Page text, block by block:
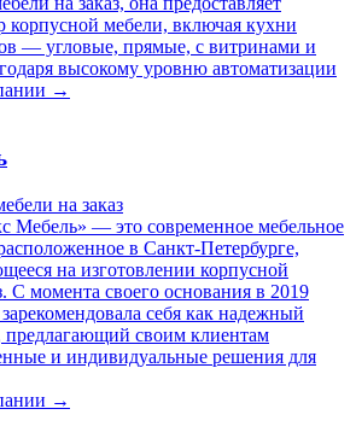
мебели, включая кухни
— угловые, прямые, с витринами и
высокому уровню автоматизации
→
на заказ
Мебель» — это современное мебельное
в Санкт-Петербурге,
на изготовлении корпусной
С момента своего основания в 2019
себя как надежный
предлагающий своим клиентам
и индивидуальные решения для
→